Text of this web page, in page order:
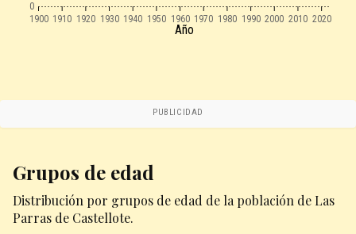
1900 1910 1920 1930 1940 1950 1960 1970 1980 1990 2000 2010 2020
0
Año
PUBLICIDAD
Grupos de edad
Distribución por grupos de edad de la población de Las
Parras de Castellote.